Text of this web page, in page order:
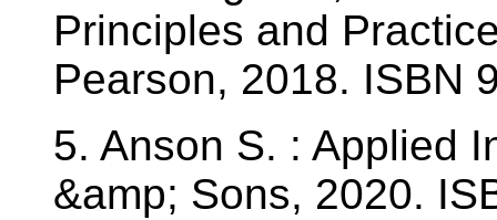
Principles and
Pearson, 2018. ISBN
5. Anson S. : Applied
&amp; Sons, 2020.